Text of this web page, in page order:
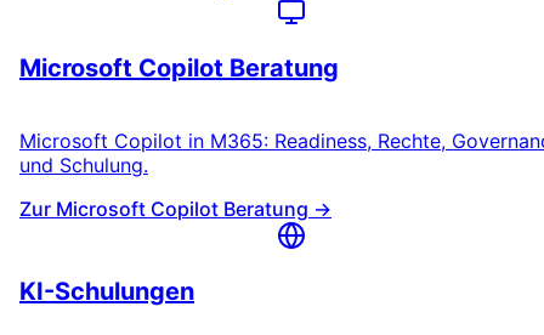
Microsoft Copilot Beratung
Microsoft Copilot in M365: Readiness, Rechte,
und Schulung.
Zur Microsoft Copilot Beratung →
KI-Schulungen